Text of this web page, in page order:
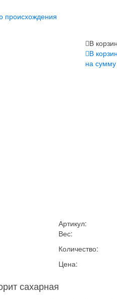
В
В
на сумму
Артикул:
Вес:
Количество:
Цена:
сахарная